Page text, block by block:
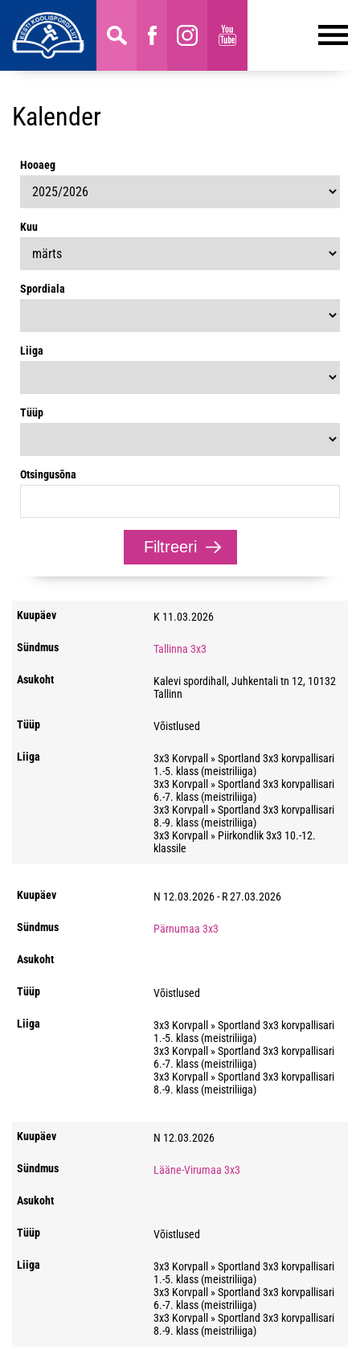
Kalender
Hooaeg
Kuu
Spordiala
Liiga
Tüüp
Otsingusõna
K 11.03.2026
Tallinna 3x3
Kalevi spordihall, Juhkentali tn 12, 10132
Tallinn
Võistlused
3x3 Korvpall » Sportland 3x3 korvpallisari
1.-5. klass (meistriliiga)
3x3 Korvpall » Sportland 3x3 korvpallisari
6.-7. klass (meistriliiga)
3x3 Korvpall » Sportland 3x3 korvpallisari
8.-9. klass (meistriliiga)
3x3 Korvpall » Piirkondlik 3x3 10.-12.
klassile
N 12.03.2026 - R 27.03.2026
Pärnumaa 3x3
Võistlused
3x3 Korvpall » Sportland 3x3 korvpallisari
1.-5. klass (meistriliiga)
3x3 Korvpall » Sportland 3x3 korvpallisari
6.-7. klass (meistriliiga)
3x3 Korvpall » Sportland 3x3 korvpallisari
8.-9. klass (meistriliiga)
N 12.03.2026
Lääne-Virumaa 3x3
Võistlused
3x3 Korvpall » Sportland 3x3 korvpallisari
1.-5. klass (meistriliiga)
3x3 Korvpall » Sportland 3x3 korvpallisari
6.-7. klass (meistriliiga)
3x3 Korvpall » Sportland 3x3 korvpallisari
8.-9. klass (meistriliiga)